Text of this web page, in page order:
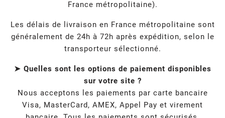
France métropolitaine).
Les délais de livraison en France métropolitaine sont
généralement de 24h à 72h après expédition, selon le
transporteur sélectionné.
➤ Quelles sont les options de paiement disponibles
sur votre site ?
Nous acceptons les paiements par carte bancaire
Visa, MasterCard, AMEX, Appel Pay et virement